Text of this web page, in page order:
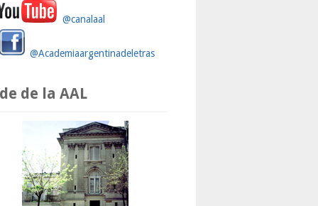
@canalaal
@Academiaargentinadeletras
de la AAL